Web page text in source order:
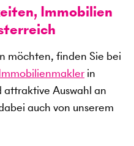
Immobilien
möchten, finden Sie bei
in
Auswahl an
auch von unserem